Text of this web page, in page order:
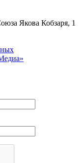
Якова Кобзаря, 1